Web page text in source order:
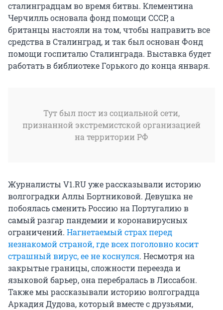
сталинградцам во время битвы. Клементина
Черчилль основала фонд помощи СССР, а
британцы настояли на том, чтобы направить все
средства в Сталинград, и так был основан Фонд
помощи госпиталю Сталинграда. Выставка будет
работать в библиотеке Горького до конца января.
Тут был пост из социальной сети,
признанной экстремистской организацией
на территории РФ
Журналисты V1.RU уже рассказывали историю
волгоградки Аллы Бортниковой. Девушка не
побоялась сменить Россию на Португалию в
самый разгар пандемии и коронавирусных
ограничений. Нагнетаемый страх перед
незнакомой страной, где всех поголовно косит
страшный вирус, ее не коснулся. Несмотря на
закрытые границы, сложности переезда и
языковой барьер, она перебралась в Лиссабон.
Также мы рассказывали историю волгоградца
Аркадия Дудова, который вместе с друзьями,